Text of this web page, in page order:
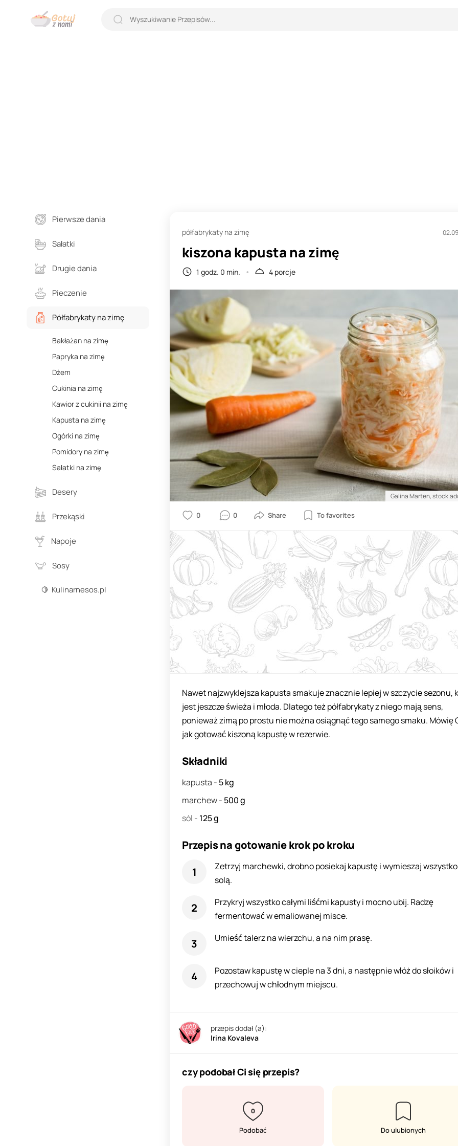
Pierwsze dania
Sałatki
Drugie dania
Pieczenie
Półfabrykaty na zimę
Bakłażan na zimę
Papryka na zimę
Dżem
Cukinia na zimę
Kawior z cukinii na zimę
Kapusta na zimę
Ogórki na zimę
Pomidory na zimę
Sałatki na zimę
Desery
Przekąski
Napoje
Sosy
🍋 Kulinarnesos.pl
półfabrykaty na zimę
kiszona kapusta na zimę
1 godz. 0 min. 4 porcje
Galina Marten,
0 0
Nawet najzwyklejsza kapusta smakuje znacznie lepiej w szczycie sezonu,
jest jeszcze świeża i młoda. Dlatego też półfabrykaty z niego mają sens,
ponieważ zimą po prostu nie można osiągnąć tego samego smaku. Mówię
jak gotować kiszoną kapustę w rezerwie.
Składniki
kapusta - 5kg
marchew- 500g
sól - 125g
Przepis na gotowanie krok po kroku
Zetrzyj marchewki, drobno posiekaj kapustę i wymieszaj
solą.
Przykryj wszystko całymi liśćmi kapusty i mocno ubij. Radzę
fermentować w emaliowanej misce.
Umieść talerz na wierzchu, a na nim prasę.
Pozostaw kapustę w cieple na 3 dni, a następnie włóż do słoików i
przechowuj w chłodnym miejscu.
przepis dodał (a):
Irina Kovaleva
czy podobał Ci się przepis?
0
Podobać Do ulubionych